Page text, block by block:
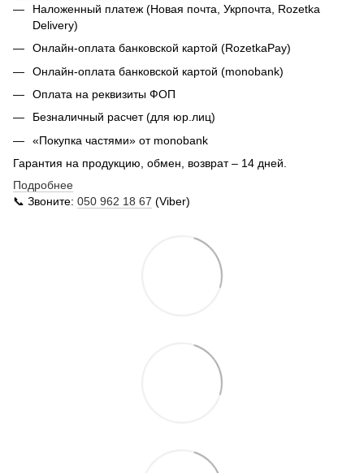
Наложенный платеж (Новая почта, Укрпочта, Rozetka
Delivery)
Онлайн-оплата банковской картой (RozetkaPay)
Онлайн-оплата банковской картой (monobank)
Оплата на реквизиты ФОП
Безналичный расчет (для юр.лиц)
«Покупка частями» от monobank
Гарантия на продукцию, обмен, возврат – 14 дней.
Подробнее
📞 Звоните: 050 962 18 67 (Viber)